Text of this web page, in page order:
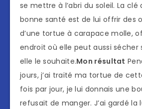
se mettre à l’abri du soleil. La clé
bonne santé est de lui offrir des
d’une tortue à carapace molle,
endroit où elle peut aussi sécher
elle le souhaite.Mon résultat
jours, j’ai traité ma tortue de
fois par jour, je lui donnais une
refusait de manger. J’ai gardé la